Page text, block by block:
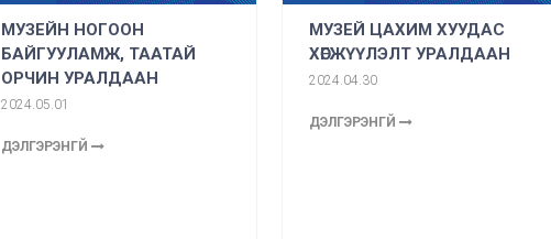
МУЗЕЙН НОГООН
БАЙГУУЛАМЖ, ТААТАЙ
ОРЧИН УРАЛДААН
2024.05.01
ДЭЛГЭРЭНГҮЙ
МУЗЕЙ ЦАХИМ ХУУДАС
ХӨГЖҮҮЛЭЛТ УРАЛДААН
2024.04.30
ДЭЛГЭРЭНГҮЙ